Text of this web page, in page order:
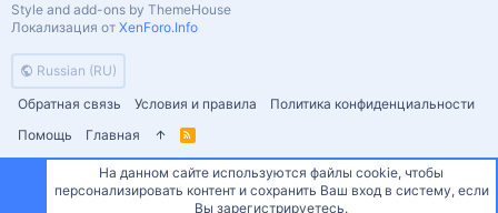
Russian (RU)
Обратная связь
Условия и правила
Политика конфиденциальности
Помощь
Главная
R
S
Style and add-ons by ThemeHouse
Локализация от XenForo.Info
СверхуСнизу
На данном сайте используются файлы cookie, чтобы
персонализировать контент и сохранить Ваш вход в систему, если
Вы зарегистрируетесь.